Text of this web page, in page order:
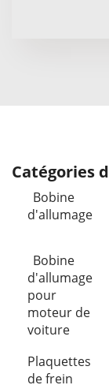
Catégories
Bobine
d'allumage
Bobine
d'allumage
pour
moteur de
voiture
Plaquettes
de frein